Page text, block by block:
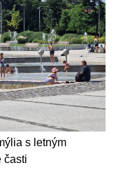
s letným
časti